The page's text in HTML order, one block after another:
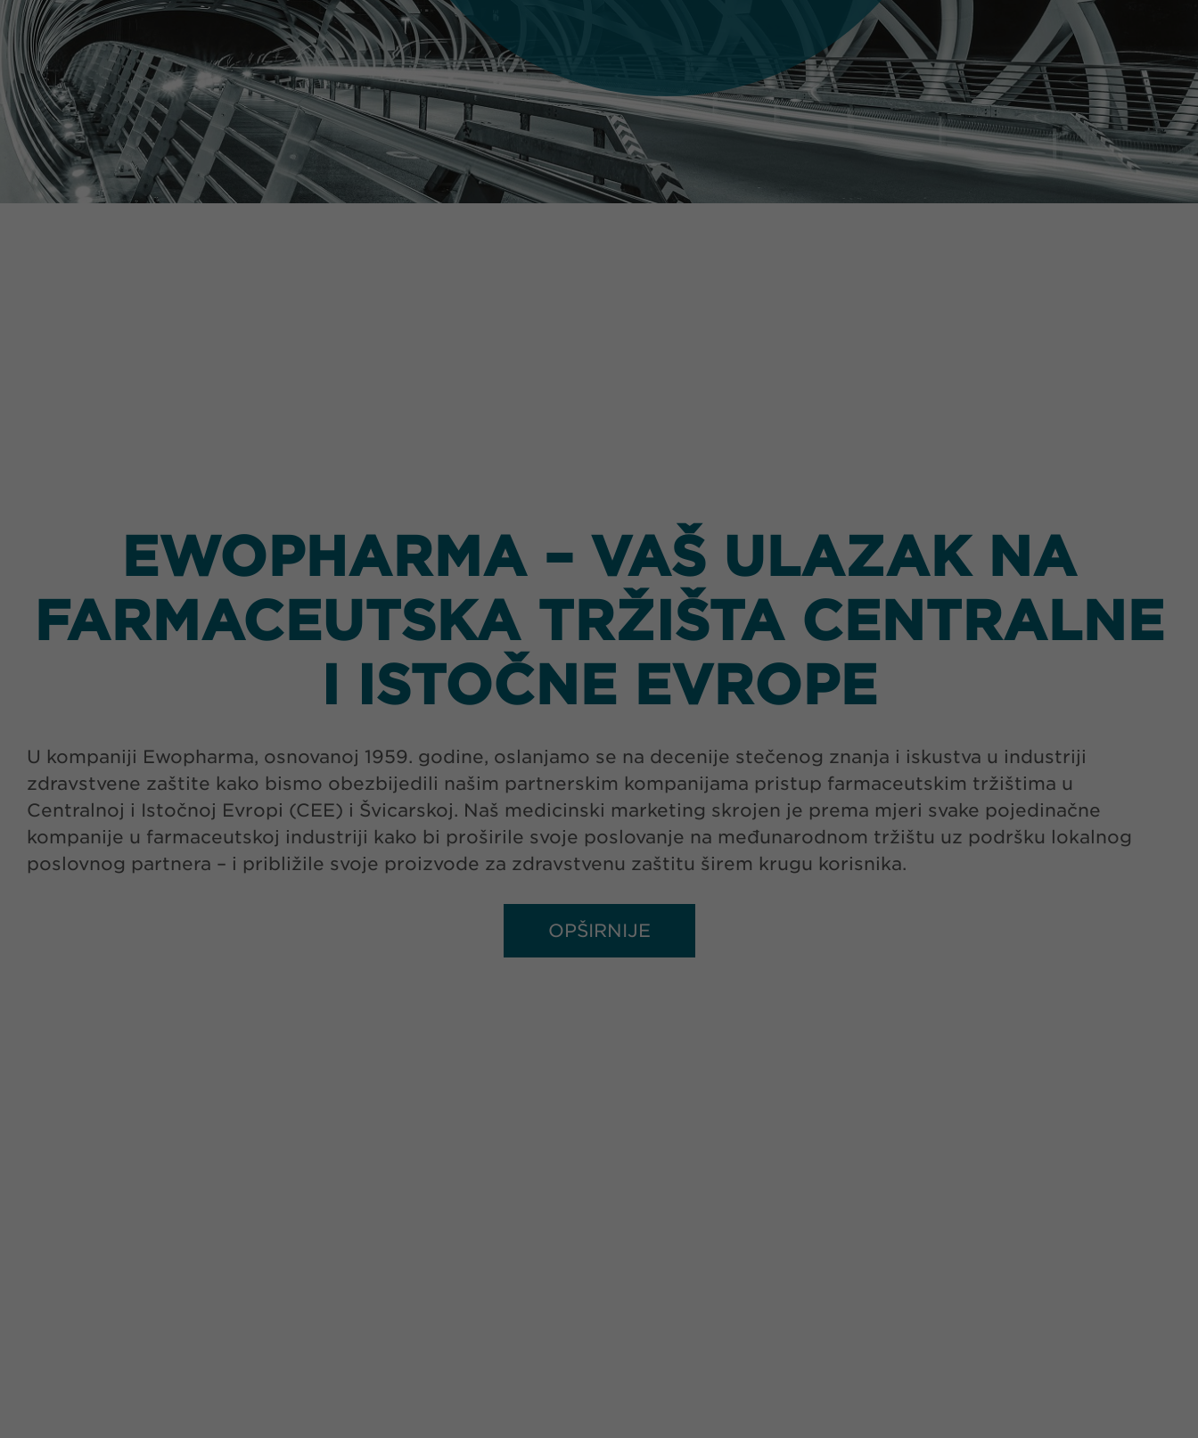
EWOPHARMA – VAŠ ULAZAK NA
FARMACEUTSKA TRŽIŠTA CENTRALNE
I ISTOČNE EVROPE
U kompaniji Ewopharma, osnovanoj 1959. godine, oslanjamo se na decenije stečenog znanja i iskustva u industriji
zdravstvene zaštite kako bismo obezbijedili našim partnerskim kompanijama pristup farmaceutskim tržištima u
Centralnoj i Istočnoj Evropi (CEE) i Švicarskoj. Naš medicinski marketing skrojen je prema mjeri svake pojedinačne
kompanije u farmaceutskoj industriji kako bi proširile svoje poslovanje na međunarodnom tržištu uz podršku lokalnog
poslovnog partnera – i približile svoje proizvode za zdravstvenu zaštitu širem krugu korisnika.
OPŠIRNIJE